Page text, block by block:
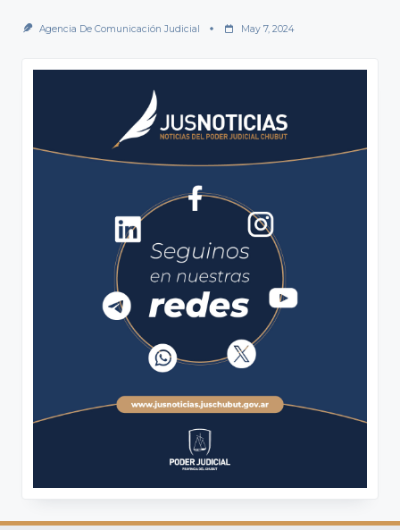
Agencia De Comunicación Judicial May 7, 2024